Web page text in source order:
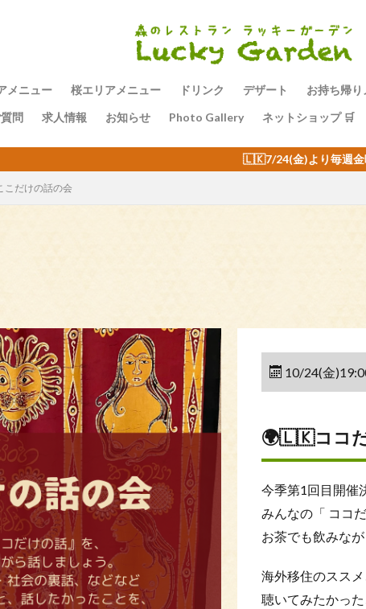
メニュー 桜エリアメニュー ドリンク デザート お持ち帰り
問
求人情報 お知らせ Photo Gallery ネットショップ 🛒
🇱🇰7/24(金)より毎週金曜日の夜はスリランカバイキング
こだけの話の会
10/24(金
🌍🇱🇰ココ
今季第1回目開催
みんなの「 ココ
お茶でも飲みな
海外移住のススメ
聴いてみたかっ